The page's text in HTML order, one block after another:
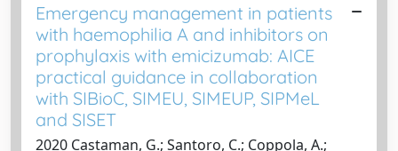
Emergency management in patients
with haemophilia A and inhibitors on
prophylaxis with emicizumab: AICE
practical guidance in collaboration
with SIBioC, SIMEU, SIMEUP, SIPMeL
and SISET
2020 Castaman, G.; Santoro, C.; Coppola, A.;